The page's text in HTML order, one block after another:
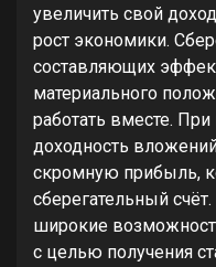
увеличить свой
рост экономики.
составляющих
материального
работать вместе.
доходность
скромную прибыль,
сберегательный
широкие
с целью получения